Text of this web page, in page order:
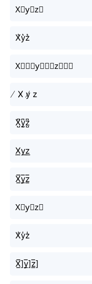
X⃗y⃗z⃗
X͛y͛z͛
X⃒⃒⃒y⃒⃒⃒z⃒⃒⃒
̸ X̸ y̸ z
X̺͆y̺͆z̺͆
X͟y͟z͟
X̲̅y̲̅z̲̅
X⃣y⃣z⃣
X̾y̾z̾
X̲̅]y̲̅]z̲̅]